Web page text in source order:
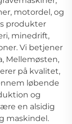
motordel, og
produkter
minedrift,
Vi betjener
Mellemøsten,
på kvalitet,
løbende
og
en alsidig
maskindel.